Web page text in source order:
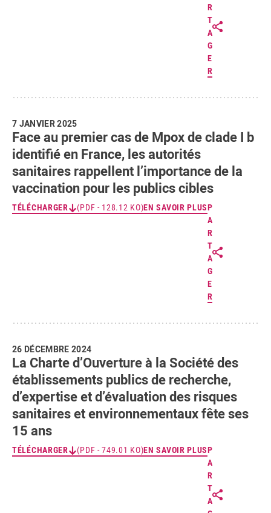
R
T
A
G
E
R
7 JANVIER 2025
Face au premier cas de Mpox de clade I b
identifié en France, les autorités
sanitaires rappellent l’importance de la
vaccination pour les publics cibles
TÉLÉCHARGER (PDF - 128.12 KO)EN SAVOIR PLUSP
A
R
T
A
G
E
R
26 DÉCEMBRE 2024
La Charte d’Ouverture à la Société des
établissements publics de recherche,
d’expertise et d’évaluation des risques
sanitaires et environnementaux fête ses
15 ans
TÉLÉCHARGER (PDF - 749.01 KO)EN SAVOIR PLUSP
A
R
T
A